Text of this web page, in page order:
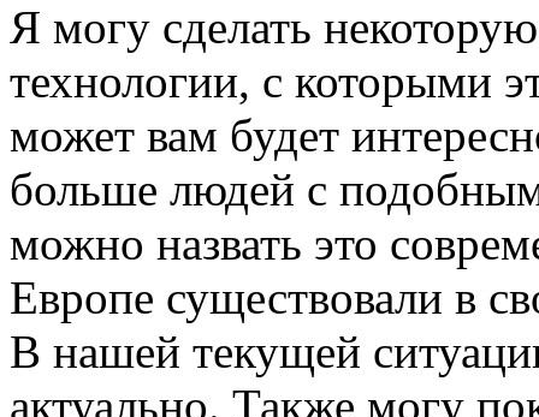
Я могу сделать
технологии, с которыми
может вам будет
больше людей с
можно назвать это
Европе существовали в
В нашей текущей
актуально. Также могу